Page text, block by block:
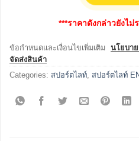
***ราคาดังกล่าวยังไม่
ข้อกำหนดและเงื่อนไขเพิ่มเติม นโยบา
จัดส่งสินค้า
Categories: สปอร์ตไลท์, สปอร์ตไลท์